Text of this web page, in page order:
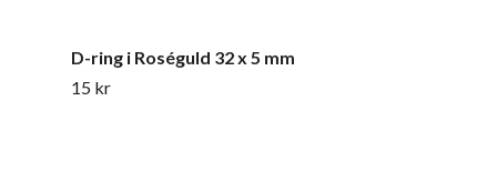
D-ring i Roséguld 32 x 5 mm
15 kr